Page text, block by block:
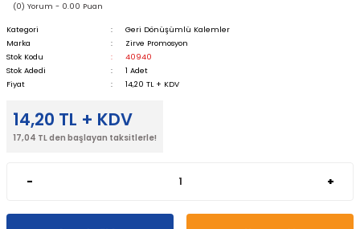
(0) Yorum - 0.00 Puan
Kategori
Geri Dönüşümlü Kalemler
Marka
Zirve Promosyon
Stok Kodu
40940
Stok Adedi
1 Adet
Fiyat
14,20 TL + KDV
14,20 TL + KDV
17,04 TL den başlayan taksitlerle!
- +